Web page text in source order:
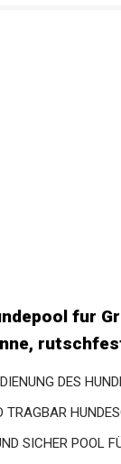
fur
DES
TRAGBAR
SICHER POOL